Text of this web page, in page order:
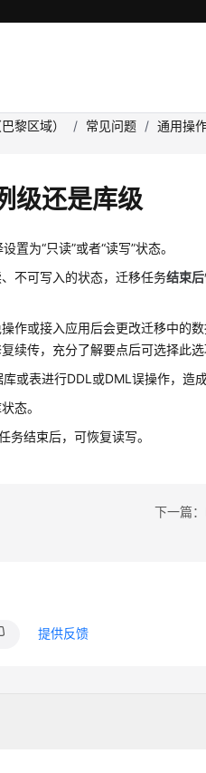
黎区域） / 常见问题 / 通用操
级还是库级
为“只读”或者“读写”状态。
不可写入的状态，迁移任务结束后
作或接入应用后会更改迁移中的
续传，充分了解要点后可选择此选
或表进行DDL或DML误操作，造
态。
务结束后，可恢复读写。
提供反馈